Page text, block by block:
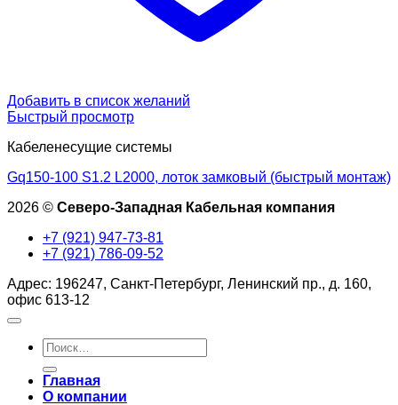
Добавить в список желаний
Быстрый просмотр
Кабеленесущие системы
Gq150-100 S1.2 L2000, лоток замковый (быстрый монтаж)
2026 © Северо-Западная Кабельная компания
+7 (921) 947-73-81
+7 (921) 786-09-52
Адрес: 196247, Санкт-Петербург, Ленинский пр., д. 160,
офис 613-12
Искать:
Главная
О компании